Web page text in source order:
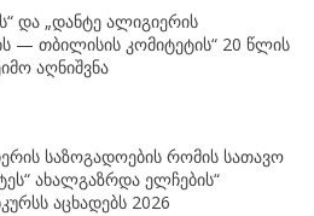
და „დანტე ალიგიერის
— თბილისის კომიტეტის“ 20 წლის
აღნიშვნა
საზოგადოების რომის სათავო
ახალგაზრდა ელჩების“
აცხადებს 2026